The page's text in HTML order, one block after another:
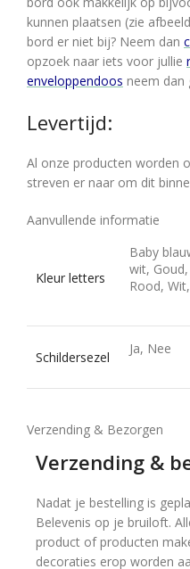
kunnen plaatsen (zie
bord er niet bij? Neem dan
opzoek naar iets voor jullie
enveloppendoos neem dan
Levertijd:
Al onze producten worden
streven er naar om dit
Aanvullende informatie
Kleur letters
Baby
wit,
Rood,
Schildersezel
Ja, Nee
Verzending & Bezorgen
Verzending &
Nadat je bestelling is
Belevenis op je bruiloft.
product of producten
decoraties erop worden